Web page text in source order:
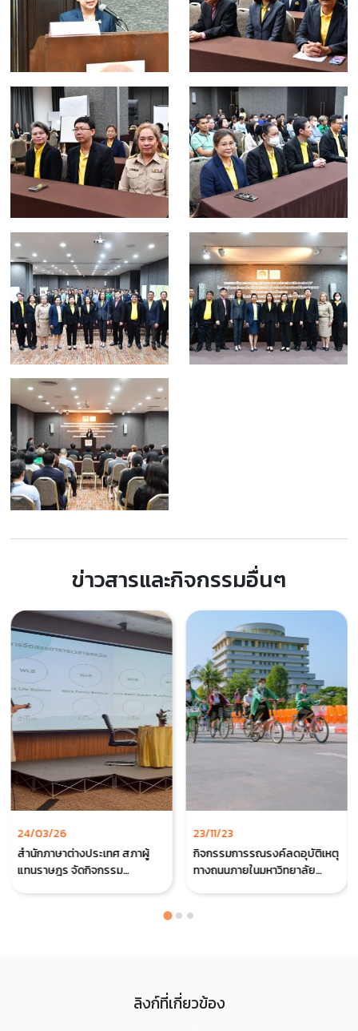
ข่าวสารและกิจกรรมอื่นๆ
24/03/26
สำนักภาษาต่างประเทศ สภาผู้
แทนราษฎร จัดกิจกรรม
23/11/23
กิจกรรมการรณรงค์ลดอุบัติเหตุ
ทางถนนภายในมหาวิทยาลัย
ลิงก์ที่เกี่ยวข้อง